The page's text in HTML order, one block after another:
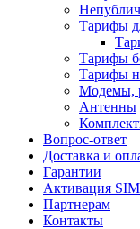
Тарифы
Тарифы
Тарифы
Модемы,
Антенны
Вопрос-ответ
Доставка и
Гарантии
Активация SIM
Партнерам
Контакты